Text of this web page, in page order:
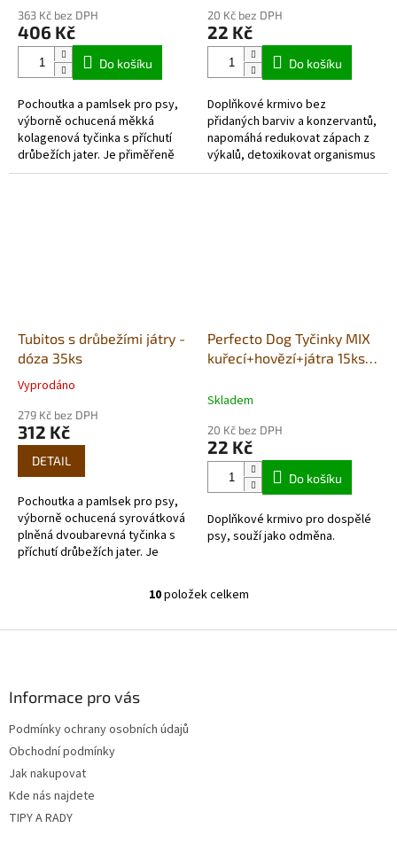
363 Kč bez DPH
406 Kč
Do košíku
Pochoutka a pamlsek pro psy,
výborně ochucená měkká
kolagenová tyčinka s příchutí
drůbežích jater. Je přiměřeně
poloměkká a proto je velmi
20 Kč bez DPH
22 Kč
Do košíku
Doplňkové krmivo bez
přidaných barviv a konzervantů,
napomáhá redukovat zápach z
výkalů, detoxikovat organismus
a podporovat zdravou střevní
Tubitos s drůbežími játry -
dóza 35ks
Průměrné
produktu
je
hvězdiček.
Vyprodáno
279 Kč bez DPH
312 Kč
DETAIL
Pochoutka a pamlsek pro psy,
výborně ochucená syrovátková
plněná dvoubarevná tyčinka s
příchutí drůbežích jater. Je
rozlomit na více dílů a proto je...
Perfecto Dog Tyčinky MIX
kuřecí+hovězí+játra 15ks
Skladem
20 Kč bez DPH
22 Kč
Do košíku
Doplňkové krmivo pro dospělé
psy, souží jako odměna.
O
l
10položek celkem
Informace pro vás
Podmínky ochrany osobních údajů
Obchodní podmínky
Jak nakupovat
Kde nás najdete
TIPY A RADY